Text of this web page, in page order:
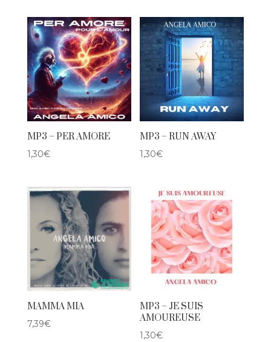
MP3 – PER AMORE
1,30€
MP3 – RUN AWAY
1,30€
MAMMA MIA
7,39€
MP3 – JE SUIS
AMOUREUSE
1,30€